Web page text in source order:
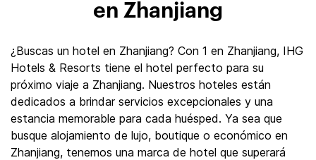
en Zhanjiang
¿Buscas un hotel en Zhanjiang? Con 1 en Zhanjiang, IHG
Hotels & Resorts tiene el hotel perfecto para su
próximo viaje a Zhanjiang. Nuestros hoteles están
dedicados a brindar servicios excepcionales y una
estancia memorable para cada huésped. Ya sea que
busque alojamiento de lujo, boutique o económico en
Zhanjiang, tenemos una marca de hotel que superará